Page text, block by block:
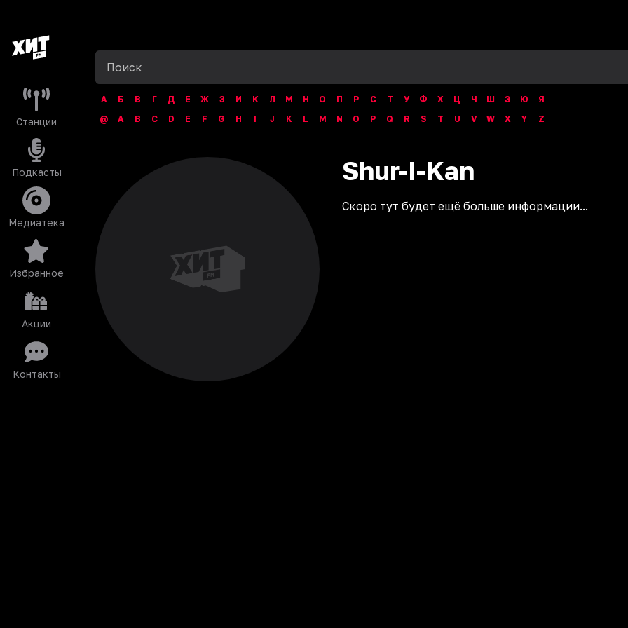
Станции
Подкасты
Медиатека
Избранное
Акции
Контакты
А Б В Г Д Е Ж З И К Л М Н О П Р С Т У Ф Х Ц Ч Ш Э Ю
Я
@
A B C D E F G H I J K L M N O P Q R S T U V W X Y Z
Shur-I-Kan
Скоро тут будет ещё больше информации...